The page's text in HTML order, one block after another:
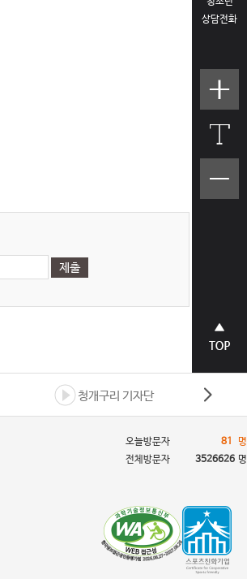
상담전화
텍스트
크기크
게
텍스트
크기작
상단으
로 바로
청개구리 기자단
오늘방문자 81
명
전체방문자
3526626 명